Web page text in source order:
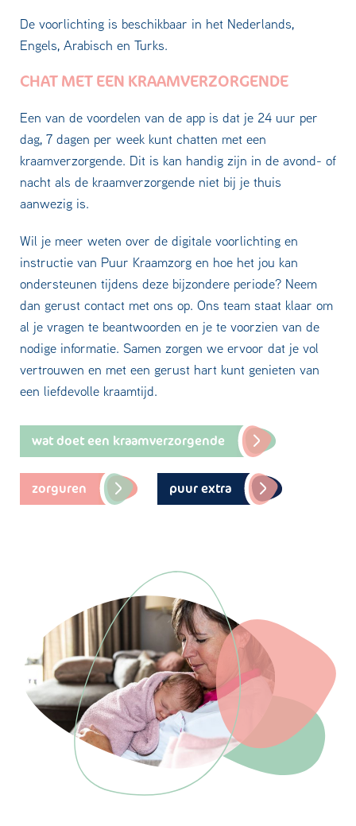
De voorlichting is beschikbaar in het Nederlands,
Engels, Arabisch en Turks.
CHAT MET EEN KRAAMVERZORGENDE
Een van de voordelen van de app is dat je 24 uur per
dag, 7 dagen per week kunt chatten met een
kraamverzorgende. Dit is kan handig zijn in de avond- of
nacht als de kraamverzorgende niet bij je thuis
aanwezig is.
Wil je meer weten over de digitale voorlichting en
instructie van Puur Kraamzorg en hoe het jou kan
ondersteunen tijdens deze bijzondere periode? Neem
dan gerust contact met ons op. Ons team staat klaar om
al je vragen te beantwoorden en je te voorzien van de
nodige informatie. Samen zorgen we ervoor dat je vol
vertrouwen en met een gerust hart kunt genieten van
een liefdevolle kraamtijd.
wat doet een kraamverzorgende
zorguren puur extra